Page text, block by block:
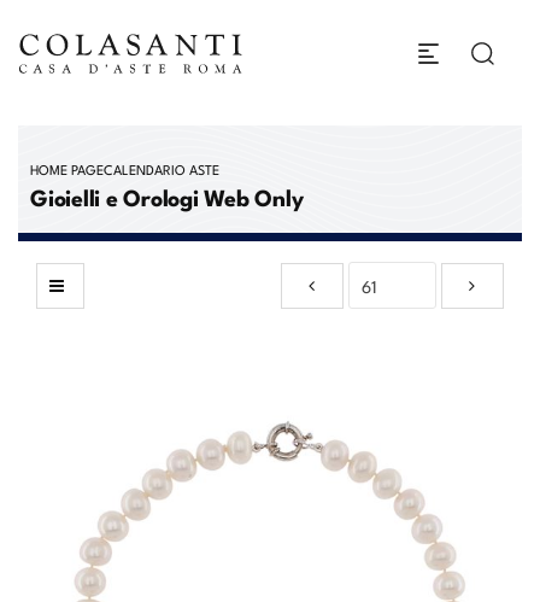
HOME PAGECALENDARIO ASTE
Gioielli e Orologi Web Only